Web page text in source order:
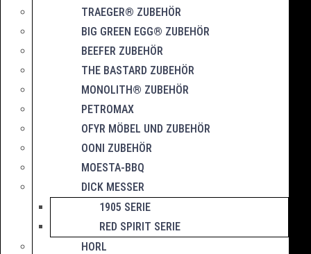
TRAEGER® ZUBEHÖR
BIG GREEN EGG® ZUBEHÖR
BEEFER ZUBEHÖR
THE BASTARD ZUBEHÖR
MONOLITH® ZUBEHÖR
PETROMAX
OFYR MÖBEL UND ZUBEHÖR
OONI ZUBEHÖR
MOESTA-BBQ
DICK MESSER
1905 SERIE
RED SPIRIT SERIE
HORL